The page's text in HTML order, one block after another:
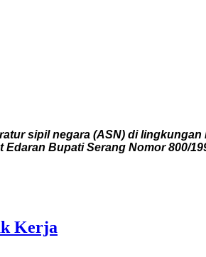
sipil negara (ASN) di
Bupati Serang Nomor 800/
Kerja